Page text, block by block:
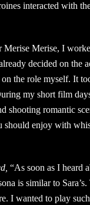
interacted with
Merise Merise, I
decided on the
the role myself. It
my short film
shooting romantic
should enjoy with
“As soon as I heard
is similar to
I wanted to play